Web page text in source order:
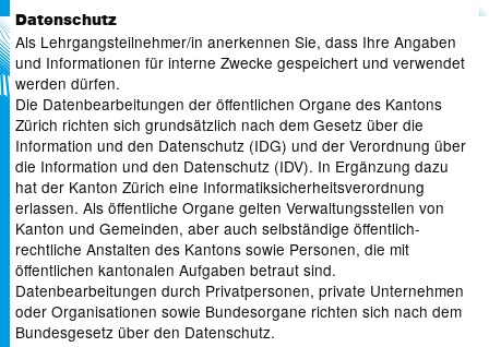
Datenschutz
Als Lehrgangsteilnehmer/in anerkennen Sie, dass Ihre Angaben
und Informationen für interne Zwecke gespeichert und verwendet
werden dürfen.
Die Datenbearbeitungen der öffentlichen Organe des Kantons
Zürich richten sich grundsätzlich nach dem Gesetz über die
Information und den Datenschutz (IDG) und der Verordnung über
die Information und den Datenschutz (IDV). In Ergänzung dazu
hat der Kanton Zürich eine Informatiksicherheitsverordnung
erlassen. Als öffentliche Organe gelten Verwaltungsstellen von
Kanton und Gemeinden, aber auch selbständige öffentlich-
rechtliche Anstalten des Kantons sowie Personen, die mit
öffentlichen kantonalen Aufgaben betraut sind.
Datenbearbeitungen durch Privatpersonen, private Unternehmen
oder Organisationen sowie Bundesorgane richten sich nach dem
Bundesgesetz über den Datenschutz.